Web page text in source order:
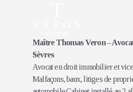
Maître Thomas Veron –
Sèvres
Avocat en droit immobilier et
Malfaçons, baux, litiges de